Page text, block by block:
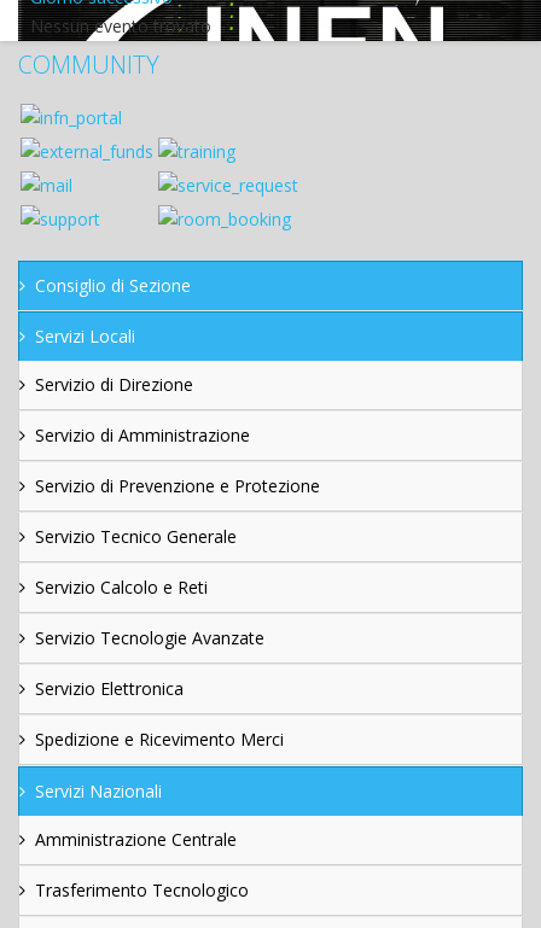
Nessun evento trovato
COMMUNITY
Consiglio di Sezione
Servizi Locali
Servizio di Direzione
Servizio di Amministrazione
Servizio di Prevenzione e Protezione
Servizio Tecnico Generale
Servizio Calcolo e Reti
Servizio Tecnologie Avanzate
Servizio Elettronica
Spedizione e Ricevimento Merci
Servizi Nazionali
Amministrazione Centrale
Trasferimento Tecnologico